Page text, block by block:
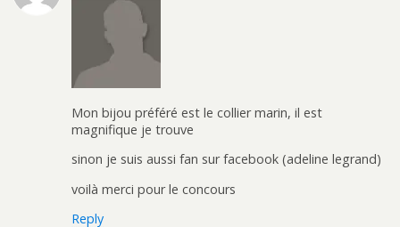
Mon bijou préféré est le collier marin, il est
magnifique je trouve
sinon je suis aussi fan sur facebook (adeline legrand)
voilà merci pour le concours
Reply